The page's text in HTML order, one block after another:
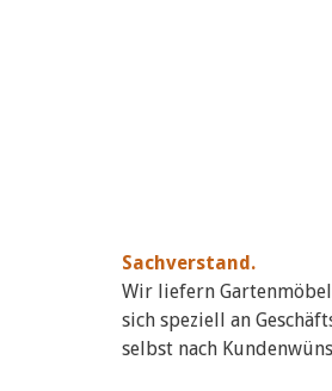
Sachverstand.
Wir liefern
sich speziell an
selbst nach